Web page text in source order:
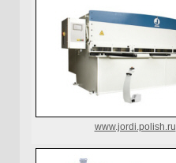
www.jordi.polish.ru